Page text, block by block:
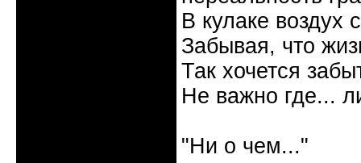
В кулаке
Забывая, что
Так хочется
Не важно где...
"Ни о чем..."